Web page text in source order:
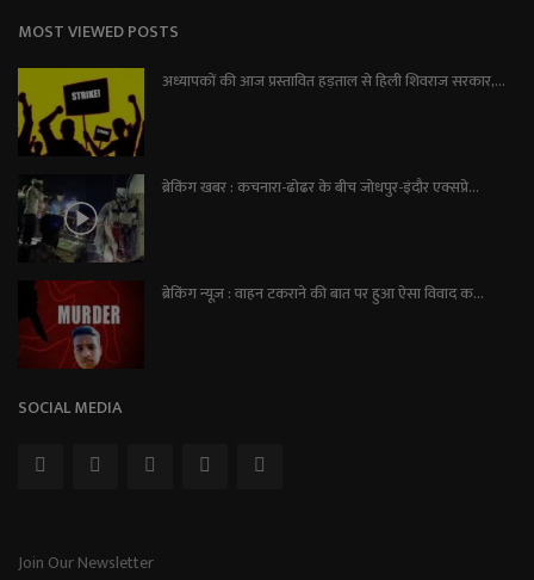
MOST VIEWED POSTS
अध्यापकों की आज प्रस्तावित हड़ताल से हिली शिवराज सरकार,...
ब्रेकिंग खबर : कचनारा-ढोढर के बीच जोधपुर-इंदौर एक्सप्रे...
ब्रेकिंग न्यूज़ : वाहन टकराने की बात पर हुआ ऐसा विवाद क...
SOCIAL MEDIA
Join Our Newsletter